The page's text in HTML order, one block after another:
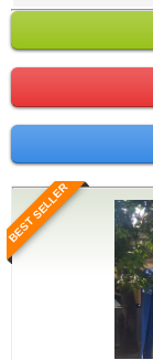
BEST SELLER